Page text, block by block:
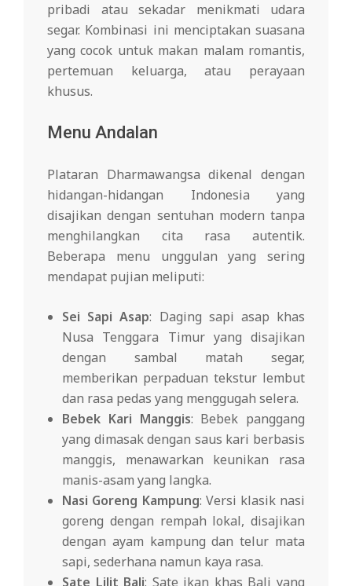
pribadi atau sekadar menikmati udara
segar. Kombinasi ini menciptakan suasana
yang cocok untuk makan malam romantis,
pertemuan keluarga, atau perayaan
khusus.
Menu Andalan
Plataran Dharmawangsa dikenal dengan
hidangan-hidangan Indonesia yang
disajikan dengan sentuhan modern tanpa
menghilangkan cita rasa autentik.
Beberapa menu unggulan yang sering
mendapat pujian meliputi:
Sei Sapi Asap: Daging sapi asap khas
Nusa Tenggara Timur yang disajikan
dengan sambal matah segar,
memberikan perpaduan tekstur lembut
dan rasa pedas yang menggugah selera.
Bebek Kari Manggis: Bebek panggang
yang dimasak dengan saus kari berbasis
manggis, menawarkan keunikan rasa
manis-asam yang langka.
Nasi Goreng Kampung: Versi klasik nasi
goreng dengan rempah lokal, disajikan
dengan ayam kampung dan telur mata
sapi, sederhana namun kaya rasa.
Sate Lilit Bali: Sate ikan khas Bali yang